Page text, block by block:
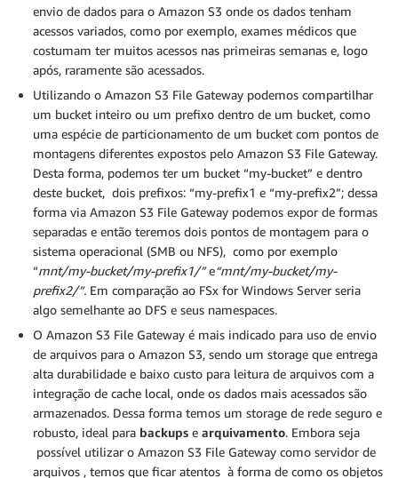
envio de dados para o Amazon S3 onde os dados tenham
acessos variados, como por exemplo, exames médicos que
costumam ter muitos acessos nas primeiras semanas e, logo
após, raramente são acessados.
Utilizando o Amazon S3 File Gateway podemos compartilhar
um bucket inteiro ou um prefixo dentro de um bucket, como
uma espécie de particionamento de um bucket com pontos de
montagens diferentes expostos pelo Amazon S3 File Gateway.
Desta forma, podemos ter um bucket “my-bucket” e dentro
deste bucket, dois prefixos: “my-prefix1 e “my-prefix2”; dessa
forma via Amazon S3 File Gateway podemos expor de formas
separadas e então teremos dois pontos de montagem para o
sistema operacional (SMB ou NFS), como por exemplo
“mnt/my-bucket/my-prefix1/”e“mnt/my-bucket/my-
prefix2/”. Em comparação ao FSx for Windows Server seria
algo semelhante ao DFS e seus namespaces.
O Amazon S3 File Gateway é mais indicado para uso de envio
de arquivos para o Amazon S3, sendo um storage que entrega
alta durabilidade e baixo custo para leitura de arquivos com a
integração de cache local, onde os dados mais acessados são
armazenados. Dessa forma temos um storage de rede seguro e
robusto, ideal para backups e arquivamento. Embora seja
possível utilizar o Amazon S3 File Gateway como servidor de
arquivos , temos que ficar atentos à forma de como os objetos